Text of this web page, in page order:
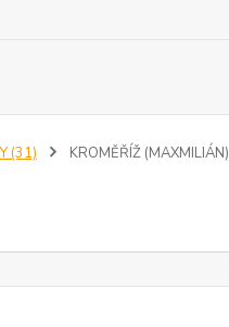
(31) KROMĚŘÍŽ (MAXMILIÁN)